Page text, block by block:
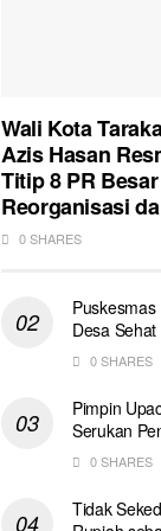
Wali Kota
Azis Hasan
Titip 8 PR
Reorganisasi
0 SHARES
Desa Sehat
0 SHARES
Pimpin
Serukan
0 SHARES
Tidak